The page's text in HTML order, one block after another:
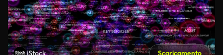
iStock Scaricamento